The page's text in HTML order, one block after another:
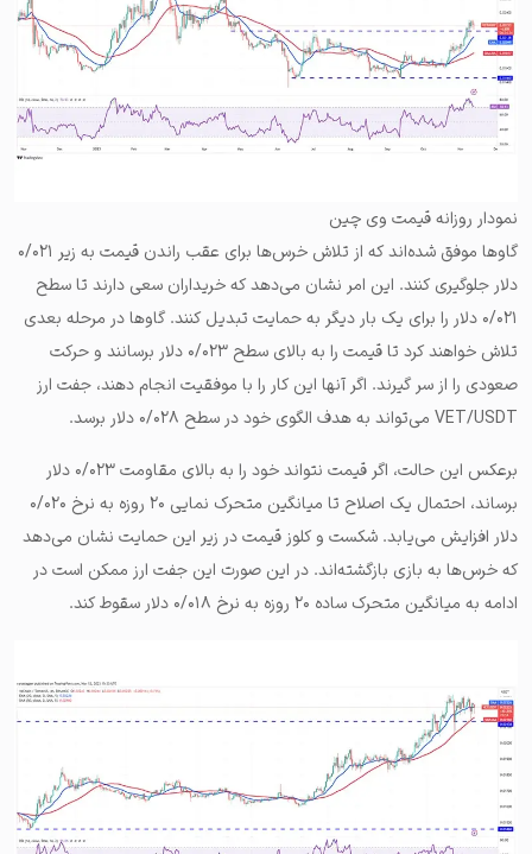
نمودار روزانه قیمت وی چین
گاوها موفق شده‌اند که از تلاش خرس‌ها برای عقب راندن قیمت به زیر ۰/۰۲۱
دلار جلوگیری کنند. این امر نشان می‌دهد که خریداران سعی دارند تا سطح
۰/۰۲۱ دلار را برای یک بار دیگر به حمایت تبدیل کنند. گاوها در مرحله بعدی
تلاش خواهند کرد تا قیمت را به بالای سطح ۰/۰۲۳ دلار برسانند و حرکت
صعودی را از سر گیرند. اگر آنها این کار را با موفقیت انجام دهند، جفت ارز
VET/USDT می‌تواند به هدف الگوی خود در سطح ۰/۰۲۸ دلار برسد.
برعکس این حالت، اگر قیمت نتواند خود را به بالای مقاومت ۰/۰۲۳ دلار
برساند، احتمال یک اصلاح تا میانگین متحرک نمایی ۲۰ روزه به نرخ ۰/۰۲۰
دلار افزایش می‌یابد. شکست و کلوز قیمت در زیر این حمایت نشان می‌دهد
که خرس‌ها به بازی بازگشته‌اند. در این صورت این جفت ارز ممکن است در
ادامه به میانگین متحرک ساده ۲۰ روزه به نرخ ۰/۰۱۸ دلار سقوط کند.